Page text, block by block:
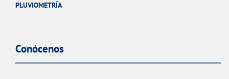
PLUVIOMETRÍA
Conócenos